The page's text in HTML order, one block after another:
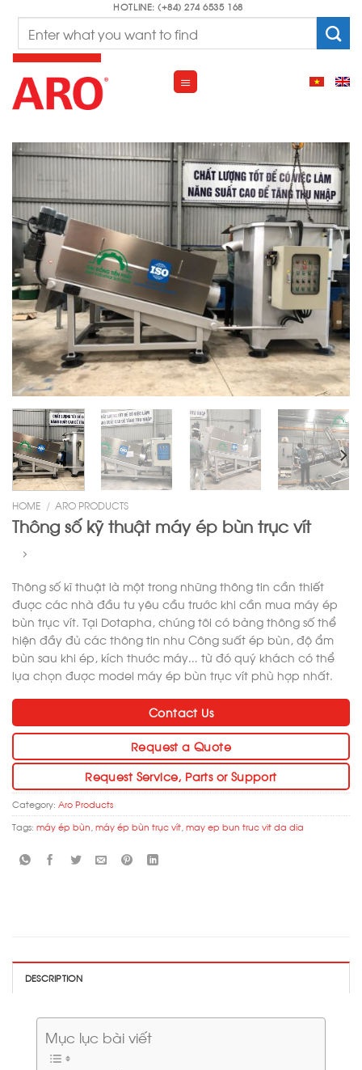
content
HOTLINE: (+84) 274 6535 168
HOME / ARO PRODUCTS
Thông số kỹ thuật máy ép bùn trục vít
Thông số kĩ thuật là một trong những thông tin cần thiết
được các nhà đầu tư yêu cầu trước khi cần mua máy ép
bùn trục vít. Tại Dotapha, chúng tôi có bảng thông số thể
hiện đầy đủ các thông tin như Công suất ép bùn, độ ẩm
bùn sau khi ép, kích thước máy… từ đó quý khách có thể
lựa chọn được model máy ép bùn trục vít phù hợp nhất.
Contact Us
Request a Quote
Request Service, Parts or Support
Category: Aro Products
Tags: máy ép bùn,máy ép bùn trục vít,may ep bun truc vit da dia
DESCRIPTION
Mục lục bài viết